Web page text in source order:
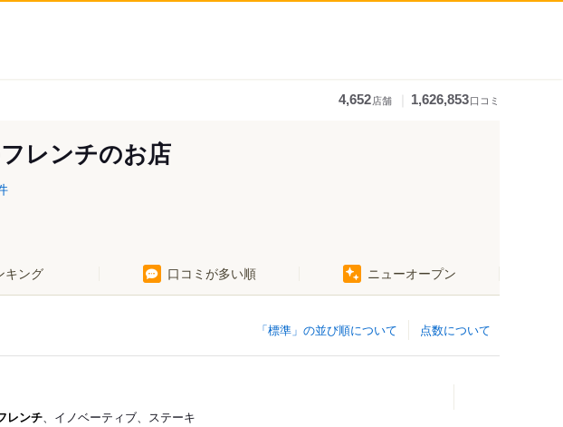
4,652店舗 1,626,853口コミ
レンチのお店
キング 口コミが多い順 ニューオープン
点数について
「標準」の並び順について
レンチ、イノベーティブ、ステーキ